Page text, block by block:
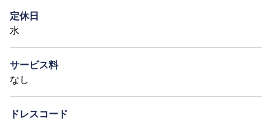
定休日
水
サービス料
なし
ドレスコード